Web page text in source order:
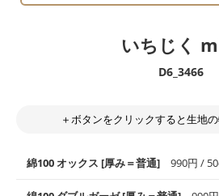
いちじく
D6_3466
＋ボタンをクリックすると生地
綿100 オックス [厚み＝普通] 990円 /